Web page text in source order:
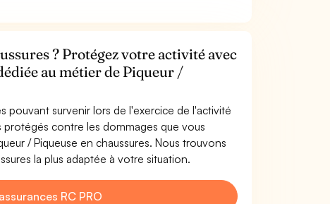
? Protégez votre activité avec
au métier de Piqueur /
pouvant survenir lors de l'exercice de l'activité
protégés contre les dommages que vous
/ Piqueuse en chaussures. Nous trouvons
la plus adaptée à votre situation.
RC PRO